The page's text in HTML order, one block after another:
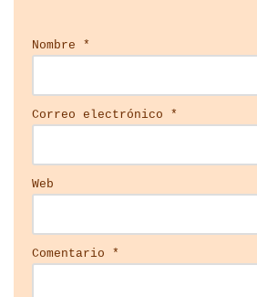
Nombre *
Correo electrónico *
Web
Comentario *